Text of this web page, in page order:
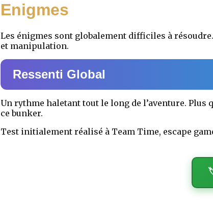
Enigmes
Les énigmes sont globalement difficiles à
et manipulation.
Ressenti Global
Un rythme haletant tout le long de l’aventure. Plus
ce bunker.
Test initialement réalisé à Team Time, escape